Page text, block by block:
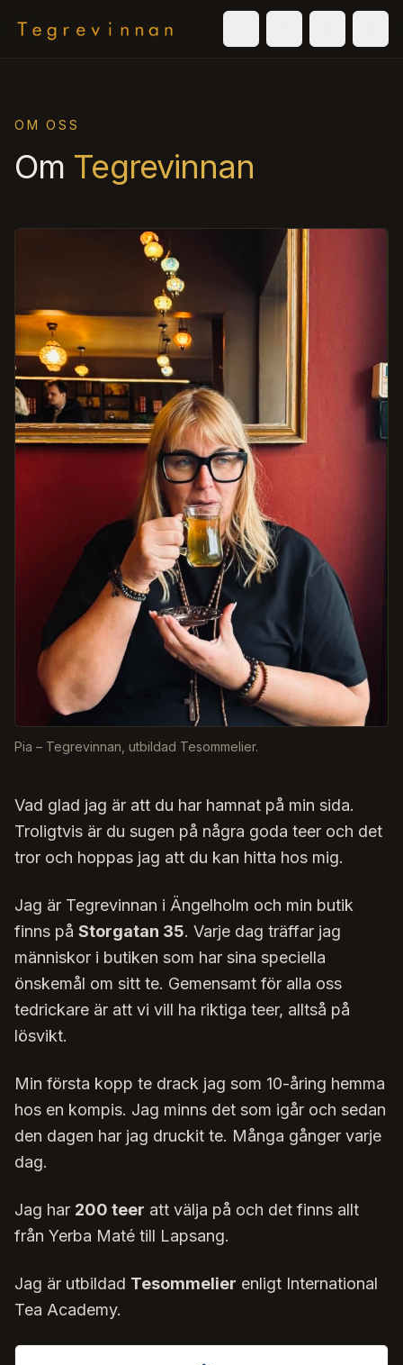
OM OSS
Om Tegrevinnan
Pia – Tegrevinnan, utbildad Tesommelier.
Vad glad jag är att du har hamnat på min sida.
Troligtvis är du sugen på några goda teer och det
tror och hoppas jag att du kan hitta hos mig.
Jag är Tegrevinnan i Ängelholm och min butik
finns på Storgatan 35. Varje dag träffar jag
människor i butiken som har sina speciella
önskemål om sitt te. Gemensamt för alla oss
tedrickare är att vi vill ha riktiga teer, alltså på
lösvikt.
Min första kopp te drack jag som 10-åring hemma
hos en kompis. Jag minns det som igår och sedan
den dagen har jag druckit te. Många gånger varje
dag.
Jag har 200 teer att välja på och det finns allt
från Yerba Maté till Lapsang.
Jag är utbildad Tesommelier enligt International
Tea Academy.